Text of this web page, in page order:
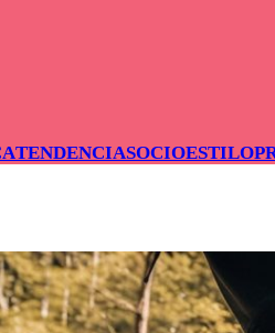
TENDENCIASOCIOESTILO